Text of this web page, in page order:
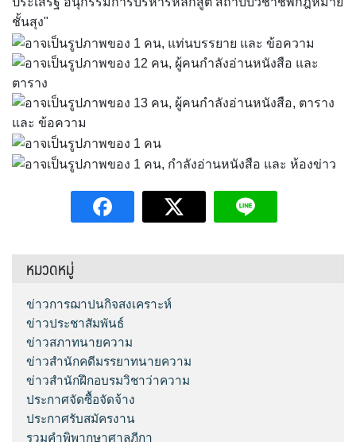
หมวดหมู่
ข่าวการฌาปนกิจสงเคราะห์
ข่าวประชาสัมพันธ์
ข่าวสภาทนายความ
ข่าวสำนักคดีมรรยาทนายความ
ข่าวสำนักฝึกอบรมวิชาว่าความ
ประกาศจัดซื้อจัดจ้าง
ประกาศรับสมัครงาน
รวมคำพิพากษาศาลฎีกา